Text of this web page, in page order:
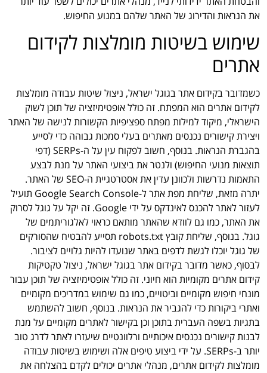
את הנראות והדירוג של האתר שלהם במנוע החיפוש.
שימוש בשיטות מומלצות לקידום
אתרים
כשמדובר בקידום אתר בגוגל ישראל, ניצול שיטות עבודה מומלצות
לקידום אתרים הוא המפתח. זה כולל אופטימיזציה של תוכן לשוק
הישראלי, מיקוד למילות מפתח ספציפיות הקשורות לנישה של האתר
ויצירת קישורים נכנסים מאתרים בעלי סמכות גבוהה כדי לסייע
בהגברת הנראות. בנוסף, חשוב לפקוח עין על ה-SERPs (דפי
תוצאות מנועי החיפוש) ולנטר את ביצועי האתר על מנת לבצע
התאמות נדרשות ולכוונן עדין את אסטרטגיית ה-SEO של האתר.
יתרה מזאת, שליחת מפת אתר ל-Google Search Console תועיל
לעזור לאתר להכנס לאינדקס על ידי Google. זה יקל על גוגל לסרוק
את האתר, כמו גם לוודא שהאתר מותאם כראוי לאלגוריתמים של
גוגל. בנוסף, שליחת קובץ robots.txt תסייע להבטיח שהסורקים
של גוגל יוכלו לגשת לדפים באתר שנועדו להיות גלויים לציבור.
לבסוף, כאשר מדובר בקידום אתר בגוגל ישראל, ניצול טקטיקות
קידום אתרים מקומיות הוא חיוני. זה כולל אופטימיזציה של תוכן עבור
מונחי חיפוש מקומיים וביטויים, כמו גם שימוש במדריכים מקומיים
ואתרי ביקורות כדי להגביר את הנראות. בנוסף, חשוב להשתמש
בתגיות בשפה העברית בתוכן וכן בקישור לאתרים מקומיים על מנת
לבנות קישורים נכנסים איכותיים ורלוונטיים שיעזרו לאתר לדרג טוב
יותר ב-SERPs. על ידי ביצוע טיפים אלה ושימוש בשיטות עבודה
מומלצות לקידום אתרים, מנהלי אתרים יכולים לקדם בהצלחה את